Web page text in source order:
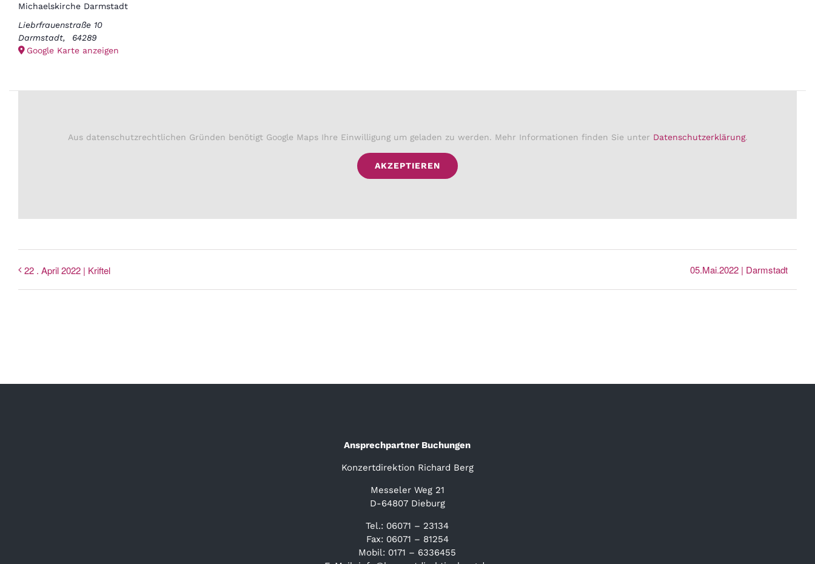
Michaelskirche Darmstadt
Liebrfrauenstraße 10
Darmstadt,
64289
Google Karte anzeigen
Aus datenschutzrechtlichen Gründen benötigt Google Maps Ihre Einwilligung um geladen zu werden. Mehr Informationen finden Sie unter Datenschutzerklärung.
AKZEPTIEREN
22 . April 2022 | Kriftel 05.Mai.2022 | Darmstadt
Ansprechpartner Buchungen
Konzertdirektion Richard Berg
Messeler Weg 21
D-64807 Dieburg
Tel.: 06071 – 23134
Fax: 06071 – 81254
Mobil: 0171 – 6336455